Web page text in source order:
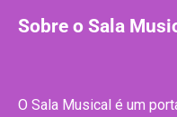
Sobre o Sala
O Sala Musical é um